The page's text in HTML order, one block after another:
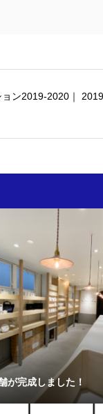
ン2019-2020｜
が完成しました！